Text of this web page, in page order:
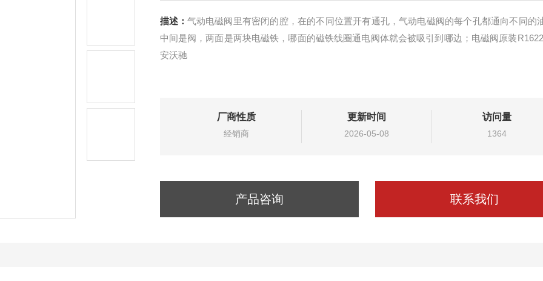
描述： 气动电磁阀里有密闭的腔，在的不同位置开有通孔，气动电磁阀的每个孔都通向不同的
中间是阀，两面是两块电磁铁，哪面的磁铁线圈通电阀体就会被吸引到哪边；电磁阀原装
安沃驰
厂商性质
经销商
更新时间
2026-05-08
访问量
1364
产品咨询 联系我们